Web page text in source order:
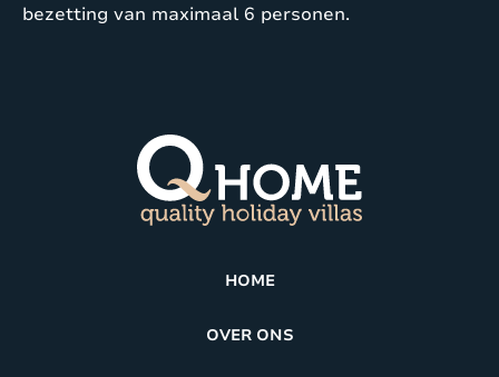
bezetting van maximaal 6 personen.
HOME
OVER ONS